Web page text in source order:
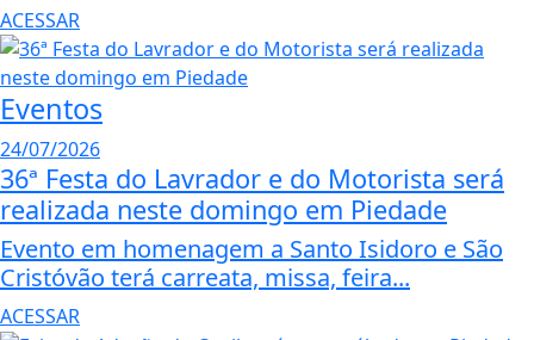
ACESSAR
Eventos
24/07/2026
36ª Festa do Lavrador e do Motorista será
realizada neste domingo em Piedade
Evento em homenagem a Santo Isidoro e São
Cristóvão terá carreata, missa, feira...
ACESSAR